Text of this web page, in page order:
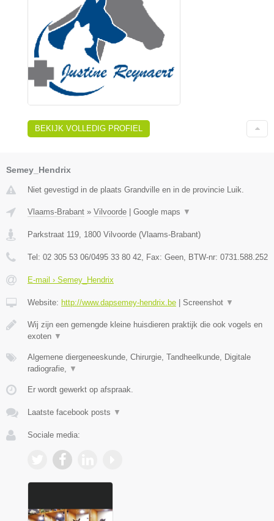
BEKIJK VOLLEDIG PROFIEL
Semey_Hendrix
Niet gevestigd in de plaats Grandville en in de provincie Luik.
Vlaams-Brabant » Vilvoorde Google maps ▼
Parkstraat 119, 1800 Vilvoorde (Vlaams-Brabant)
Tel: 02 305 53 06/0495 33 80 42, Fax: Geen, BTW-nr: 0731.588.252
E-mail › Semey_Hendrix
Website: http://www.dapsemey-hendrix.be Screenshot ▼
Wij zijn een gemengde kleine huisdieren praktijk die ook vogels en
exoten ▼
Algemene diergeneeskunde, Chirurgie, Tandheelkunde, Digitale
radiografie, ▼
Er wordt gewerkt op afspraak.
Laatste facebook posts ▼
Sociale media: